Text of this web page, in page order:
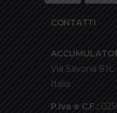
CONTATTI
Via Savona
Italia
P.Iva e C.F.: